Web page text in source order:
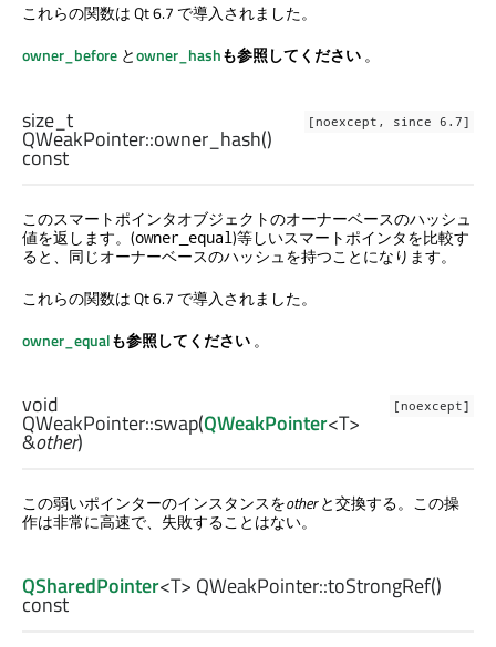
これらの関数は Qt 6.7 で導入されました。
owner_before とowner_hashも参照してください。
[noexcept, since 6.7]
size_t
QWeakPointer::owner_hash()
const
このスマートポインタオブジェクトのオーナーベースのハッシュ
値を返します。(owner_equal)等しいスマートポインタを比較す
ると、同じオーナーベースのハッシュを持つことになります。
これらの関数は Qt 6.7 で導入されました。
owner_equalも参照してください。
[noexcept]
void
QWeakPointer::swap(QWeakPointer<T>
&other)
この弱いポインターのインスタンスをotherと交換する。この操
作は非常に高速で、失敗することはない。
QSharedPointer<T> QWeakPointer::toStrongRef()
const